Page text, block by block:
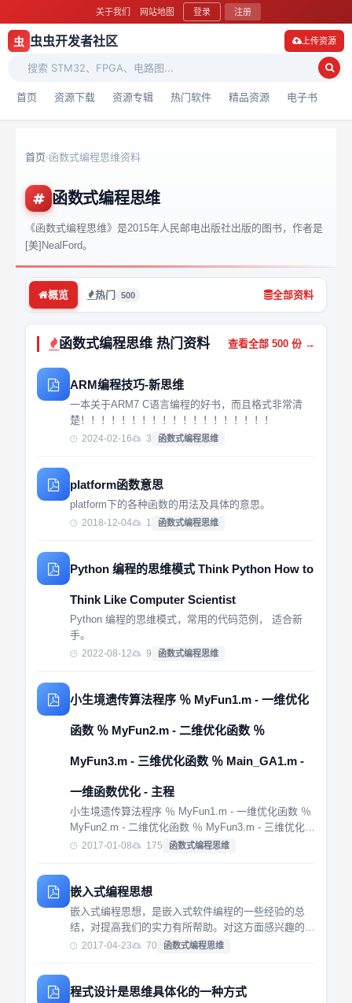
关于我们 网站地图 登录 注册
虫 虫虫开发者社区
首页 资源下载 资源专辑 热门软件 精品资源 电子书
上传资源
首页›函数式编程思维资料
函数式编程思维
《函数式编程思维》是2015年人民邮电出版社出版的图书，作者是
[美]NealFord。
概览 热门 500 全部资料
函数式编程思维 热门资料 查看全部 500 份 →
ARM编程技巧-新思维
一本关于ARM7 C语言编程的好书，而且格式非常清
楚！！！！！！！！！！！！！！！！！！！
2024-02-16 3 函数式编程思维
platform函数意思
platform下的各种函数的用法及具体的意思。
2018-12-04 1 函数式编程思维
Python 编程的思维模式 Think Python How to
Think Like Computer Scientist
Python 编程的思维模式，常用的代码范例， 适合新
手。
2022-08-12 9 函数式编程思维
小生境遗传算法程序 ％ MyFun1.m - 一维优化
函数 ％ MyFun2.m - 二维优化函数 ％
MyFun3.m - 三维优化函数 ％ Main_GA1.m -
一维函数优化 - 主程
小生境遗传算法程序 ％ MyFun1.m - 一维优化函数 ％
MyFun2.m - 二维优化函数 ％ MyFun3.m - 三维优化函
数 ％ Main_GA1.m - 一维函数优化 - 主程序 ％
2017-01-08 175 函数式编程思维
嵌入式编程思想
嵌入式编程思想，是嵌入式软件编程的一些经验的总
结，对提高我们的实力有所帮助。对这方面感兴趣的朋
友可以下来看看。
2017-04-23 70 函数式编程思维
程式设计是思维具体化的一种方式